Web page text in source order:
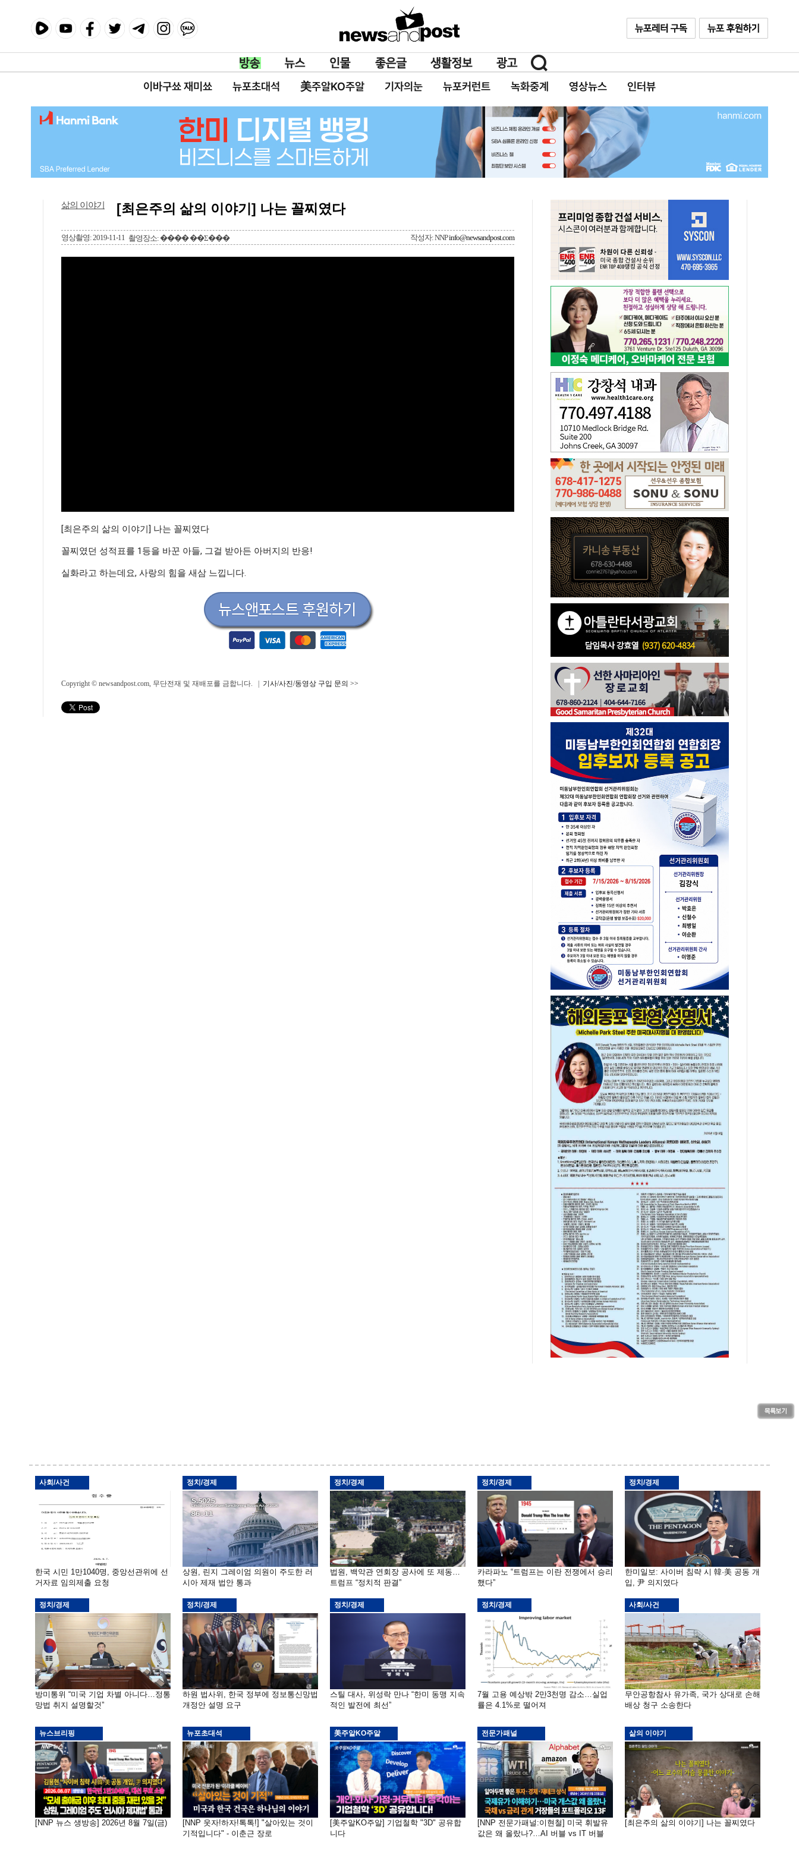
이바구쑈 재미쑈 뉴포초대석 美주알KO주알 기자의눈 뉴포커런트 녹화중계 영상뉴스 인터뷰
삶의 이야기 [최은주의 삶의 이야기] 나는 꼴찌였다
영상촬영: 2019-11-11 촬영장소: ���� ��Ʃ��� 작성자: NNPinfo@newsandpost.com
[최은주의 삶의 이야기] 나는 꼴찌였다
꼴찌였던 성적표를 1등을 바꾼 아들, 그걸 받아든 아버지의 반응!
실화라고 하는데요, 사랑의 힘을 새삼 느낍니다.
Copyright © newsandpost.com, 무단전재 및 재배포를 금합니다. | 기사/사진/동영상 구입 문의 >>
사회/사건
한국 시민 1만1040명, 중앙선관위에 선
거자료 임의제출 요청
정치/경제
상원, 린지 그레이엄 의원이 주도한 러
시아 제재 법안 통과
정치/경제
법원, 백악관 연회장 공사에 또 제동…
트럼프 “정치적 판결”
정치/경제
카라파노 “트럼프는 이란 전쟁에서 승리
했다”
정치/경제
한미일보: 사이버 침략 시 韓·美 공동 개
입, 尹 의지였다
정치/경제
방미통위 “미국 기업 차별 아니다…정통
망법 취지 설명할것”
정치/경제
하원 법사위, 한국 정부에 정보통신망법
개정안 설명 요구
정치/경제
스틸 대사, 위성락 만나 “한미 동맹 지속
적인 발전에 최선”
정치/경제
7월 고용 예상밖 2만3천명 감소…실업
률은 4.1%로 떨어져
사회/사건
무안공항참사 유가족, 국가 상대로 손해
배상 청구 소송한다
뉴스브리핑
[NNP 뉴스 생방송] 2026년 8월 7일(금)
뉴포초대석
[NNP 웃자!하자!톡톡!] "살아있는 것이
기적입니다" - 이춘근 장로
美주알KO주알
[美주알KO주알] 기업철학 "3D" 공유합
니다
전문가패널
[NNP 전문가패널:이현철] 미국 휘발유
값은 왜 올랐나?…AI 버블 vs IT 버블
삶의 이야기
[최은주의 삶의 이야기] 나는 꼴찌였다